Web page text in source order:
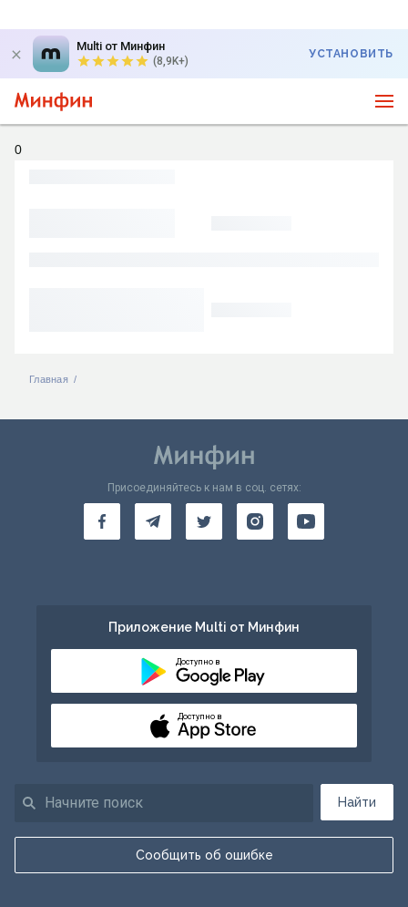
Multi от Минфин
(8,9K+)
УСТАНОВИТЬ
0
Главная
Найти
Сообщить об ошибке
Присоединяйтесь к нам в соц. сетях:
Приложение Multi от Минфин
Доступно в
Доступно в